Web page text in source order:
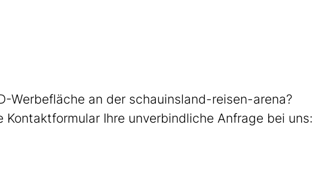
Werbefläche an der schauinsland-reisen-arena?
Kontaktformular Ihre unverbindliche Anfrage bei uns: